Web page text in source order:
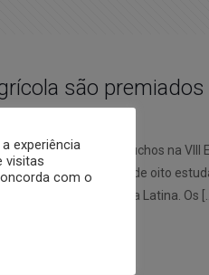
são
representou os gaúchos na
da delegação de oito
países da América Latina. Os
experiência
visitas
com o